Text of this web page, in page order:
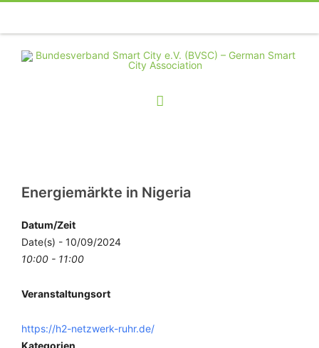
TelefonFacebookTwitterYoutubeInstagramLinkedinRSS
Energiemärkte in Nigeria
Datum/Zeit
Date(s) - 10/09/2024
10:00 - 11:00
Veranstaltungsort
https://h2-netzwerk-ruhr.de/
Kategorien